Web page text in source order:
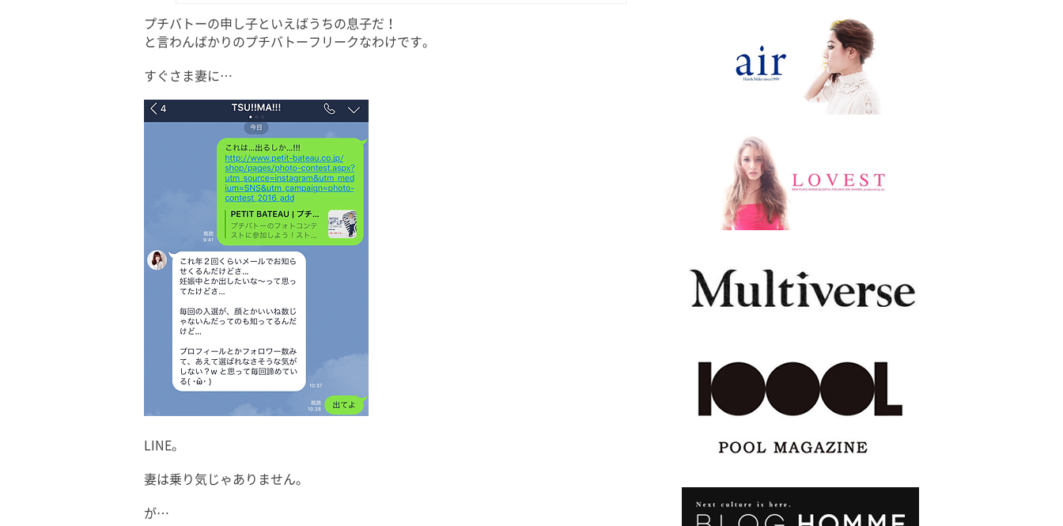
プチバトーの申し子といえばうちの息子だ！
と言わんばかりのプチバトーフリークなわけです。
すぐさま妻に…
LINE。
妻は乗り気じゃありません。
が…